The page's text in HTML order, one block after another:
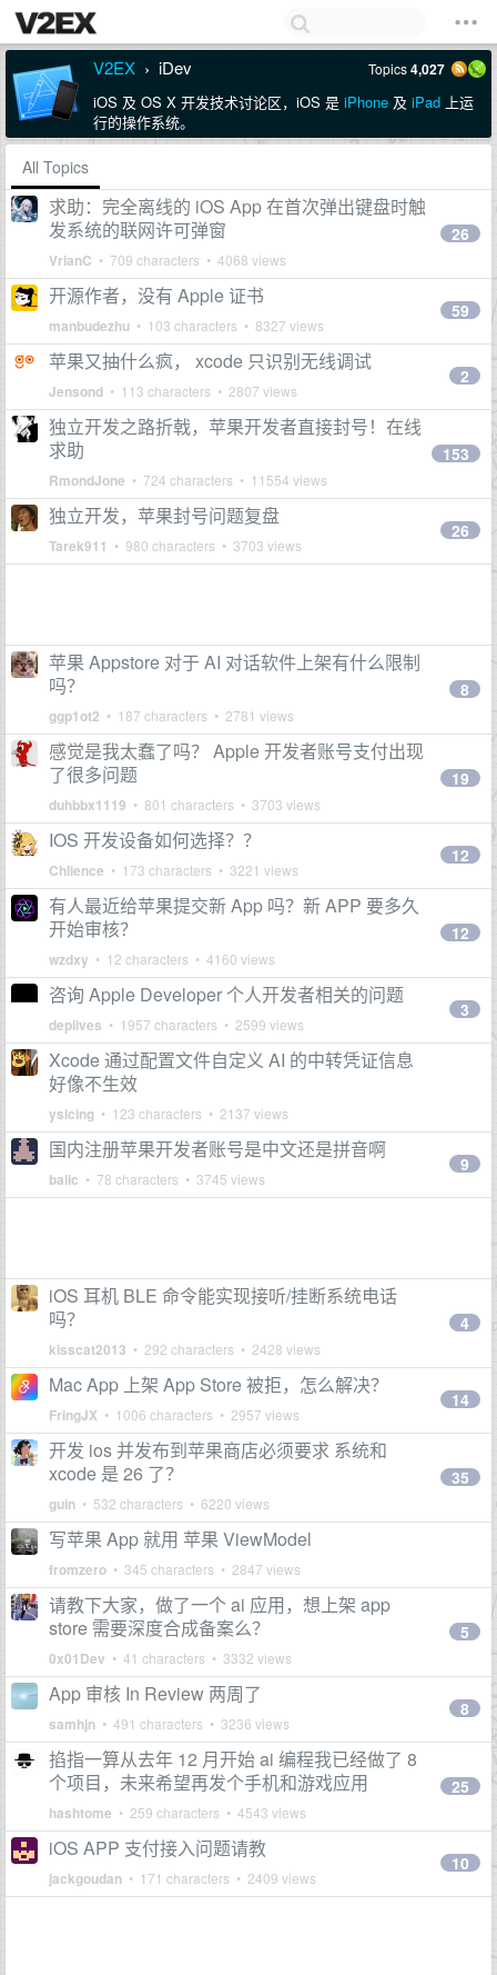
V2EX › iDev Topics4,027
iOS 及 OS X 开发技术讨论区，iOS 是 iPhone 及 iPad 上运
行的操作系统。
All Topics
求助：完全离线的 iOS App 在首次弹出键盘时触
发系统的联网许可弹窗
VrianC • 709 characters • 4068 views
26
开源作者，没有 Apple 证书
manbudezhu • 103 characters • 8327 views
59
苹果又抽什么疯， xcode 只识别无线调试
Jensond • 113 characters • 2807 views
2
独立开发之路折戟，苹果开发者直接封号！在线
求助
RmondJone • 724 characters • 11554 views
153
独立开发，苹果封号问题复盘
Tarek911 • 980 characters • 3703 views
26
苹果 Appstore 对于 AI 对话软件上架有什么限制
吗？
ggp1ot2 • 187 characters • 2781 views
8
感觉是我太蠢了吗？ Apple 开发者账号支付出现
了很多问题
duhbbx1119 • 801 characters • 3703 views
19
IOS 开发设备如何选择？？
Chlience • 173 characters • 3221 views
12
有人最近给苹果提交新 App 吗？新 APP 要多久
开始审核？
wzdxy • 12 characters • 4160 views
12
咨询 Apple Developer 个人开发者相关的问题
deplives • 1957 characters • 2599 views
3
Xcode 通过配置文件自定义 AI 的中转凭证信息
好像不生效
ysicing • 123 characters • 2137 views
国内注册苹果开发者账号是中文还是拼音啊
baiic • 78 characters • 3745 views
9
iOS 耳机 BLE 命令能实现接听/挂断系统电话
吗？
kisscat2013 • 292 characters • 2428 views
4
Mac App 上架 App Store 被拒，怎么解决？
FringJX • 1006 characters • 2957 views
14
开发 ios 并发布到苹果商店必须要求 系统和
xcode 是 26 了？
guin • 532 characters • 6220 views
35
写苹果 App 就用 苹果 ViewModel
fromzero • 345 characters • 2847 views
请教下大家，做了一个 ai 应用，想上架 app
store 需要深度合成备案么？
0x01Dev • 41 characters • 3332 views
5
App 审核 In Review 两周了
samhjn • 491 characters • 3236 views
8
掐指一算从去年 12 月开始 ai 编程我已经做了 8
个项目，未来希望再发个手机和游戏应用
hashtome • 259 characters • 4543 views
25
iOS APP 支付接入问题请教
jackgoudan • 171 characters • 2409 views
10